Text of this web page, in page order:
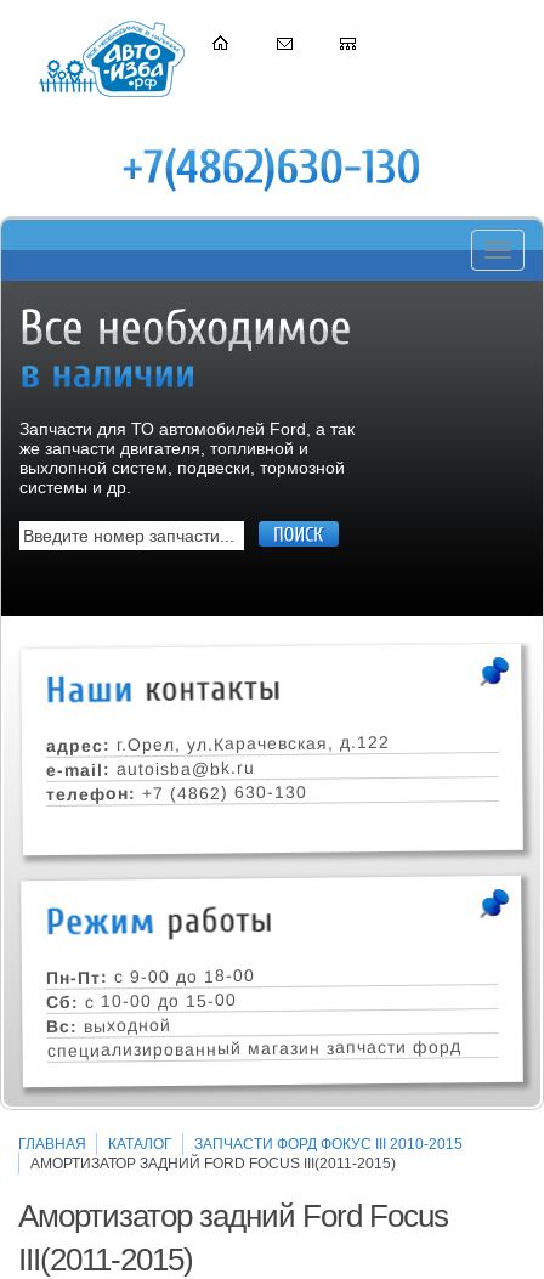
Toggle
Запчасти для ТО автомобилей Ford, а так
же запчасти двигателя, топливной и
выхлопной систем, подвески, тормозной
системы и др.
адрес: г.Орел, ул.Карачевская, д.122
e-mail: autoisba@bk.ru
телефон: +7 (4862) 630-130
Пн-Пт: с 9-00 до 18-00
Сб: с 10-00 до 15-00
Вс: выходной
специализированный магазин запчасти форд
ГЛАВНАЯ КАТАЛОГ
ЗАПЧАСТИ ФОРД ФОКУС III 2010-2015
АМОРТИЗАТОР ЗАДНИЙ FORD FOCUS III(2011-2015)
Амортизатор задний Ford Focus
III(2011-2015)